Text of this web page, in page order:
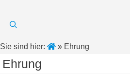
Sie sind hier: » Ehrung
Ehrung